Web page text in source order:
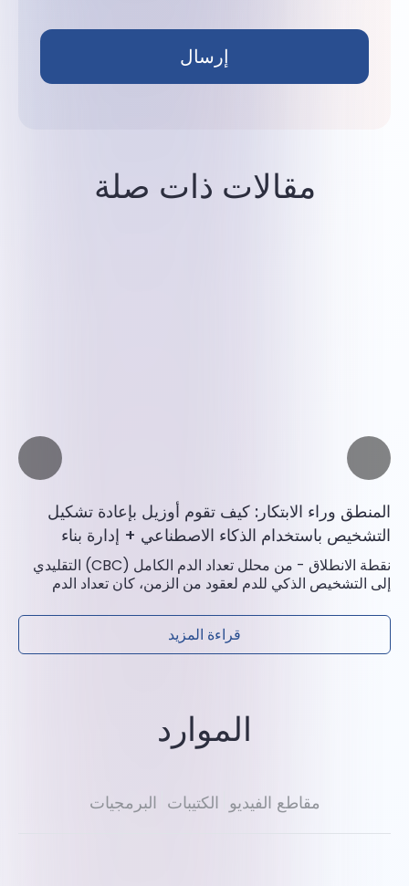
إرسال
مقالات ذات صلة
المنطق وراء الابتكار: كيف تقوم أوزيل بإعادة تشكيل
التشخيص باستخدام الذكاء الاصطناعي + إدارة بناء
القدرات
نقطة الانطلاق - من محلل تعداد الدم الكامل (CBC) التقليدي
إلى التشخيص الذكي للدم لعقود من الزمن، كان تعداد الدم
قراءة المزيد
الموارد
مقاطع الفيديو الكتيبات البرمجيات